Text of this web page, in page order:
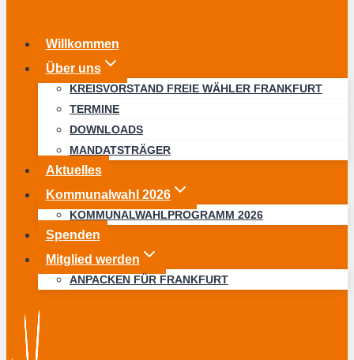
Willkommen
Über uns
KREISVORSTAND FREIE WÄHLER FRANKFURT
TERMINE
DOWNLOADS
MANDATSTRÄGER
Aktuelles
Kommunalwahl 2026
KOMMUNALWAHLPROGRAMM 2026
Spenden
Mitglied werden
ANPACKEN FÜR FRANKFURT